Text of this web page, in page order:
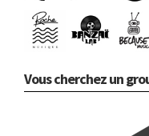
Vous cherchez un